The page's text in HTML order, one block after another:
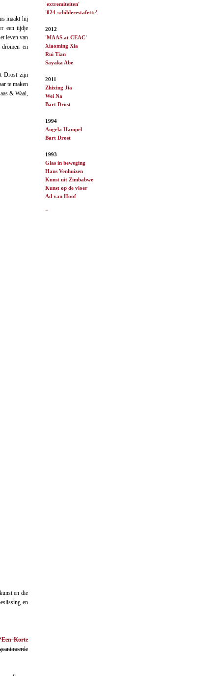
maakt hij
een tijdje
leven van
en
Drost zijn
te maken
& Waal,
en die
en
Korte
'extremiteiten'
'024-schilderestafette'
2012
'MAAS at CEAC'
Xiaoming Xia
Rui Tian
Sayaka Abe
2011
Zhixing Jia
Wei Na
Bart Drost
1994
Angela Hampel
Bart Drost
1993
Glas in beweging
Hans Venhuizen
Kunst uit Zimbabwe
Kunst op de vloer
Ad van Hoof